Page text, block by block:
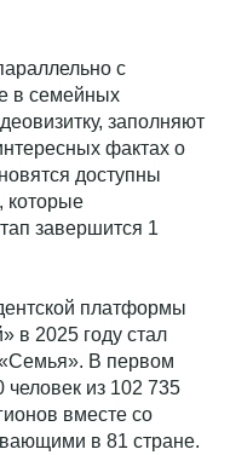
с
в семейных
заполняют
фактах о
доступны
которые
завершится 1
платформы
в 2025 году стал
«Семья». В первом
человек из 102 735
вместе со
в 81 стране.